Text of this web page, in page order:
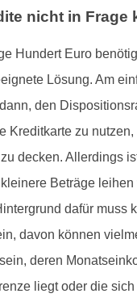
nicht in Frage
Hundert Euro
Lösung. Am
den
Kreditkarte zu nutzen,
decken. Allerdings
Beträge
dafür muss
davon können
deren
liegt oder die